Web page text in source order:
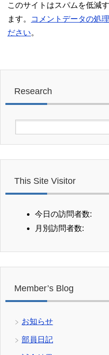
このサイトはスパムを低減
ます。
コメントデータの処
ださい。
Research
This Site Visitor
今日の訪問者数:
月別訪問者数:
Member’s Blog
お知らせ
部員日記